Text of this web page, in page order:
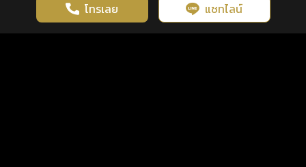
โทรเลย แชทไลน์
เว็บไซต์นี้มีการใช้งานคุกกี้ เพื่อเพิ่มประสิทธิภาพและประสบการณ์ที่ดี
ในการใช้งานเว็บไซต์ นโยบายความเป็นส่วนตัว
รู้ก่อน พร้อมกว่า ทุกจังหวะชีวิต คลิกดูดวงฟรี